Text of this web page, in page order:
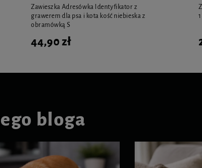
Zawieszka Adresówka Identyfikator z
grawerem dla psa i kota kość niebieska z
obramówką S
44,90 zł
bloga